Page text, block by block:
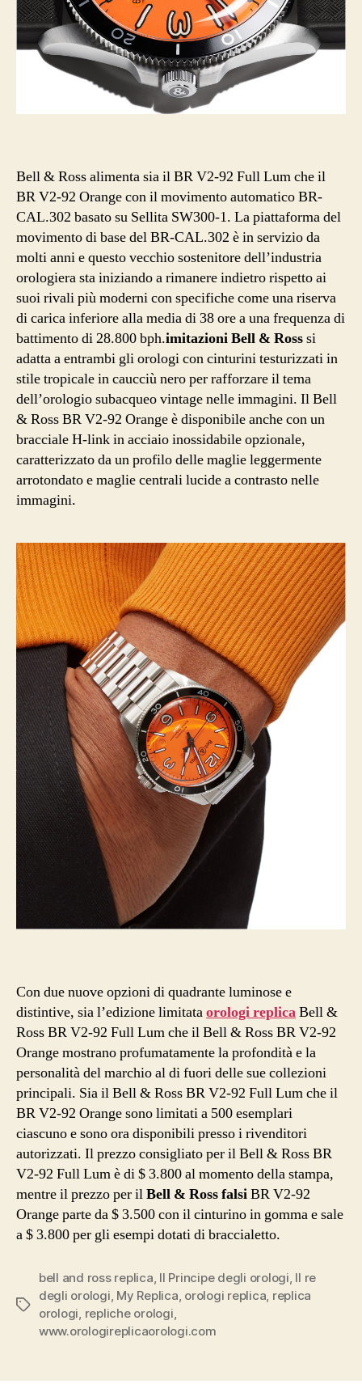
Bell & Ross alimenta sia il BR V2-92 Full Lum che il
BR V2-92 Orange con il movimento automatico BR-
CAL.302 basato su Sellita SW300-1. La piattaforma del
movimento di base del BR-CAL.302 è in servizio da
molti anni e questo vecchio sostenitore dell’industria
orologiera sta iniziando a rimanere indietro rispetto ai
suoi rivali più moderni con specifiche come una riserva
di carica inferiore alla media di 38 ore a una frequenza di
battimento di 28.800 bph.imitazioni Bell & Rosssi
adatta a entrambi gli orologi con cinturini testurizzati in
stile tropicale in caucciù nero per rafforzare il tema
dell’orologio subacqueo vintage nelle immagini. Il Bell
& Ross BR V2-92 Orange è disponibile anche con un
bracciale H-link in acciaio inossidabile opzionale,
caratterizzato da un profilo delle maglie leggermente
arrotondato e maglie centrali lucide a contrasto nelle
immagini.
Con due nuove opzioni di quadrante luminose e
distintive, sia l’edizione limitataorologi replicaBell &
Ross BR V2-92 Full Lum che il Bell & Ross BR V2-92
Orange mostrano profumatamente la profondità e la
personalità del marchio al di fuori delle sue collezioni
principali. Sia il Bell & Ross BR V2-92 Full Lum che il
BR V2-92 Orange sono limitati a 500 esemplari
ciascuno e sono ora disponibili presso i rivenditori
autorizzati. Il prezzo consigliato per il Bell & Ross BR
V2-92 Full Lum è di $ 3.800 al momento della stampa,
mentre il prezzo per ilBell & Ross falsiBR V2-92
Orange parte da $ 3.500 con il cinturino in gomma e sale
a $ 3.800 per gli esempi dotati di braccialetto.
Tag
bell and ross replica Il Principe degli orologi Il re
degli orologi My Replica orologi replica replica
orologi repliche orologi
www.orologireplicaorologi.com